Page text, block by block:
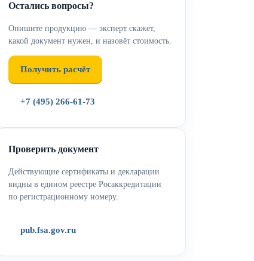
Остались вопросы?
Опишите продукцию — эксперт скажет,
какой документ нужен, и назовёт стоимость.
Получить расчёт
+7 (495) 266-61-73
Проверить документ
Действующие сертификаты и декларации
видны в едином реестре Росаккредитации
по регистрационному номеру.
pub.fsa.gov.ru